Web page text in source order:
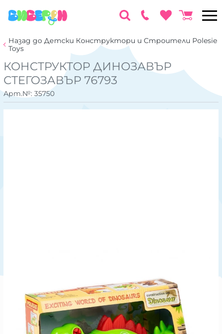
Назад до Детски Конструктори и Строители Polesie
Toys
КОНСТРУКТОР ДИНОЗАВЪР
СТЕГОЗАВЪР 76793
Арт.№: 35750